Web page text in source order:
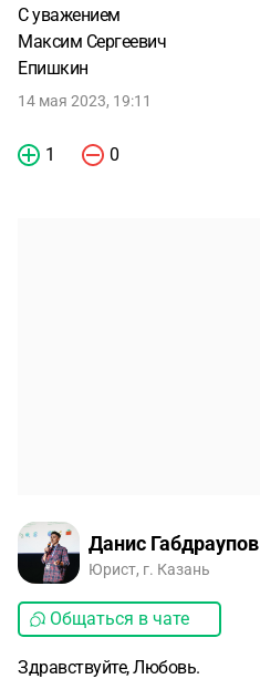
С уважением
Максим Сергеевич
Епишкин
14 мая 2023, 19:11
1 0
Данис Габдраупов
Юрист, г. Казань
Общаться в чате
Здравствуйте, Любовь.